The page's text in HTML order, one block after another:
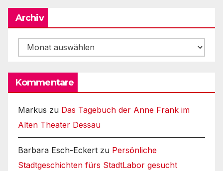
Archiv
Archiv
Kommentare
Markus zu Das Tagebuch der Anne Frank im
Alten Theater Dessau
Barbara Esch-Eckert zu Persönliche
Stadtgeschichten fürs StadtLabor gesucht